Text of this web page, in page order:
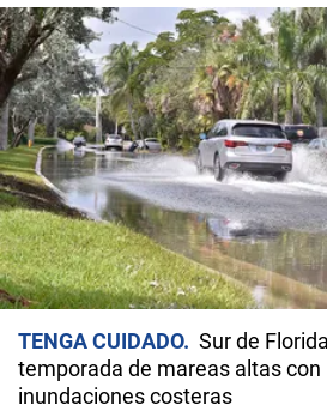
TENGA CUIDADO
Sur de
temporada de mareas altas con
inundaciones costeras